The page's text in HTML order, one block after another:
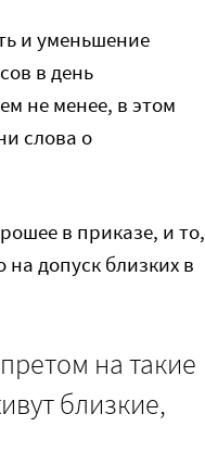
и уменьшение
в день
не менее, в этом
слова о
в приказе, и то,
допуск близких в
на такие
близкие,